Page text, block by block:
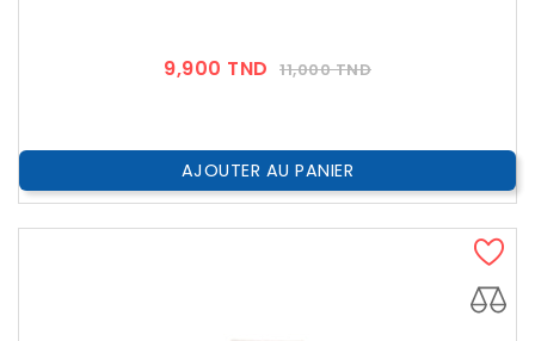
9,900 TND Prix
11,000 TNDPrix
AJOUTER AU PANIER